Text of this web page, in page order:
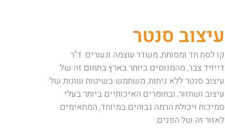
עיצוב סנטר
קו לסת חד ומסותת, משדר עוצמה ונעורים. ד"ר
דייויד צבר, מהמנוסים ביותר בארץ בתחום זה של
עיצוב סנטר ללא ניתוח, משתמש בשיטות שונות של
עיצוב ושחזור, ובחומרים האיכותיים ביותר בעלי
סמיכות ויכולת הרמה גבוהים במיוחד, המתאימים
לאזור זה של הפנים.